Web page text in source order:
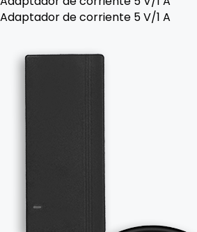
Adaptador de corriente 5 V/1 A